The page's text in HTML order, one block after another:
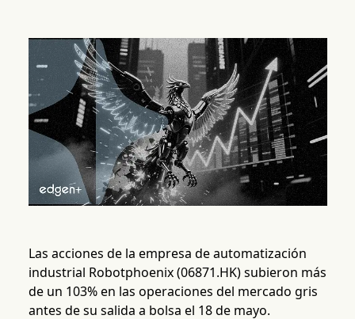
Las acciones de la empresa de automatización
industrial Robotphoenix (06871.HK) subieron más
de un 103% en las operaciones del mercado gris
antes de su salida a bolsa el 18 de mayo.